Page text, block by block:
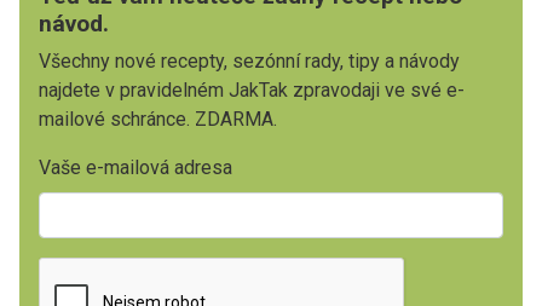
návod.
Všechny nové recepty, sezónní rady, tipy a návody
najdete v pravidelném JakTak zpravodaji ve své e-
mailové schránce. ZDARMA.
Vaše e-mailová adresa